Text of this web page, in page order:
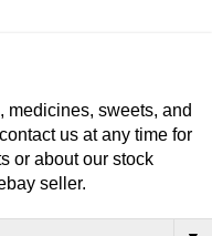
medicines, sweets, and
us at any time for
or about our stock
seller.